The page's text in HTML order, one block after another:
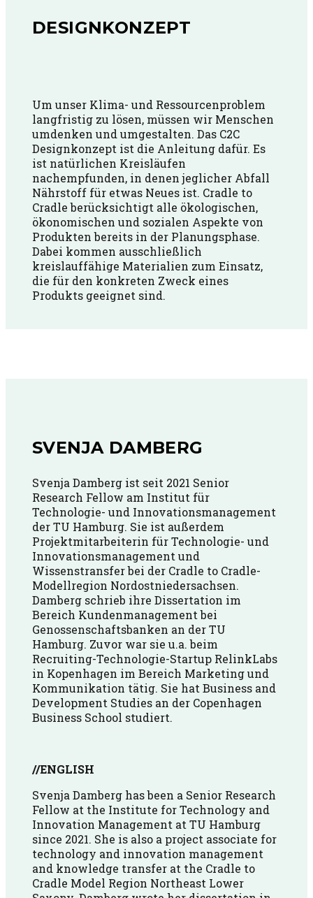
DESIGNKONZEPT
Um unser Klima- und Ressourcenproblem
langfristig zu lösen, müssen wir Menschen
umdenken und umgestalten. Das C2C
Designkonzept ist die Anleitung dafür. Es
ist natürlichen Kreisläufen
nachempfunden, in denen jeglicher Abfall
Nährstoff für etwas Neues ist. Cradle to
Cradle berücksichtigt alle ökologischen,
ökonomischen und sozialen Aspekte von
Produkten bereits in der Planungsphase.
Dabei kommen ausschließlich
kreislauffähige Materialien zum Einsatz,
die für den konkreten Zweck eines
Produkts geeignet sind.
SVENJA DAMBERG
Svenja Damberg ist seit 2021 Senior
Research Fellow am Institut für
Technologie- und Innovationsmanagement
der TU Hamburg. Sie ist außerdem
Projektmitarbeiterin für Technologie- und
Innovationsmanagement und
Wissenstransfer bei der Cradle to Cradle-
Modellregion Nordostniedersachsen.
Damberg schrieb ihre Dissertation im
Bereich Kundenmanagement bei
Genossenschaftsbanken an der TU
Hamburg. Zuvor war sie u.a. beim
Recruiting-Technologie-Startup RelinkLabs
in Kopenhagen im Bereich Marketing und
Kommunikation tätig. Sie hat Business and
Development Studies an der Copenhagen
Business School studiert.
//ENGLISH
Svenja Damberg has been a Senior Research
Fellow at the Institute for Technology and
Innovation Management at TU Hamburg
since 2021. She is also a project associate for
technology and innovation management
and knowledge transfer at the Cradle to
Cradle Model Region Northeast Lower